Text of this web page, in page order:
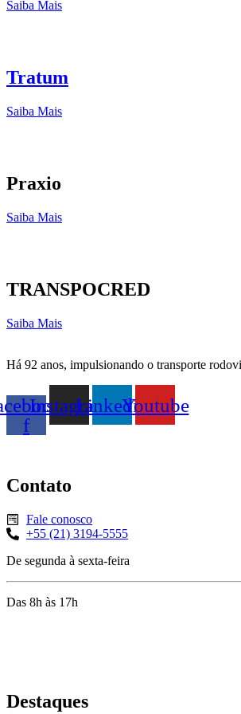
Saiba Mais
Tratum
Saiba Mais
Praxio
Saiba Mais
TRANSPOCRED
Saiba Mais
Há 92 anos, impulsionando o transporte
f
InstagramLinkedinYoutube
Contato
Fale conosco
+55 (21) 3194-5555
De segunda à sexta-feira
Das 8h às 17h
Destaques